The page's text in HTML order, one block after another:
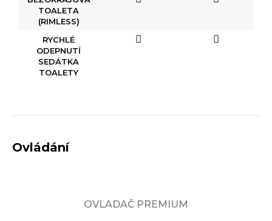
TOALETA
(RIMLESS)
RYCHLÉ
ODEPNUTÍ
SEDÁTKA
TOALETY
Ovládání
OVLADAČ PREMIUM